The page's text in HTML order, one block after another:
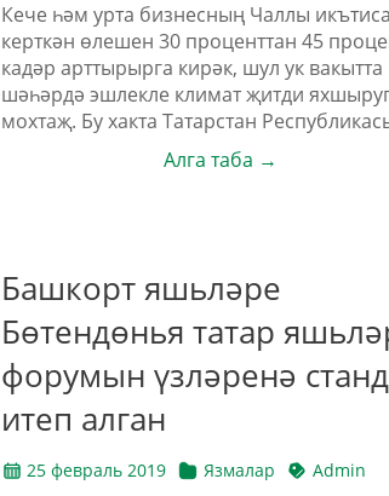
Кече һәм урта бизнесның Чаллы
керткән өлешен 30 проценттан 45
кадәр арттырырга кирәк, шул ук вакытта
шәһәрдә эшлекле климат җитди
мохтаҗ. Бу хакта Татарстан
Алга таба →
Башкорт яшьләре
Бөтендөнья татар
форумын үзләренә
итеп алган
25 февраль 2019 Язмалар Admin